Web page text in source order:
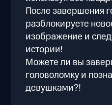
После завершения
разблокируете
изображение и
истории!
Можете ли вы
головоломку и
девушками?!